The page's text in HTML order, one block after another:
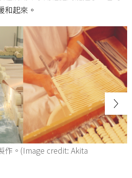
和起來。
作。(Image credit: Akita